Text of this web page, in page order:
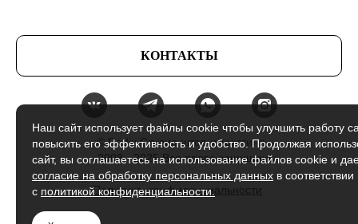
КОНТАКТЫ
© Radix Студия штор и текстиля
2008 - 2025 Все права защищены
Политика конфиденциальности
Наш сайт использует файлы cookie чтобы улучшить работу
повысить его эффективность и удобство. Продолжая
сайт, вы соглашаетесь на использование файлов cookie и
согласие на обработку персональных данных в соответствии
с политикой конфиденциальности.